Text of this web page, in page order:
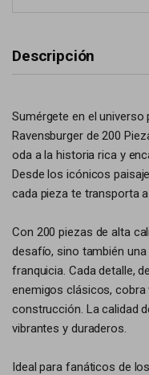
Descripción
Sumérgete en el universo
Ravensburger de 200
oda a la historia rica y
Desde los icónicos
cada pieza te transporta
Con 200 piezas de alta
desafío, sino también
franquicia. Cada detalle,
enemigos clásicos, cobra
construcción. La calidad
vibrantes y duraderos.
Ideal para fanáticos de